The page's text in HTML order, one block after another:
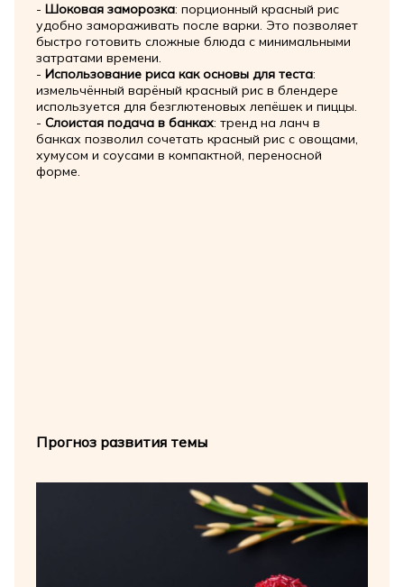
- Шоковая заморозка: порционный красный рис
удобно замораживать после варки. Это позволяет
быстро готовить сложные блюда с минимальными
затратами времени.
- Использование риса как основы для теста:
измельчённый варёный красный рис в блендере
используется для безглютеновых лепёшек и пиццы.
- Слоистая подача в банках: тренд на ланч в
банках позволил сочетать красный рис с овощами,
хумусом и соусами в компактной, переносной
форме.
Прогноз развития темы